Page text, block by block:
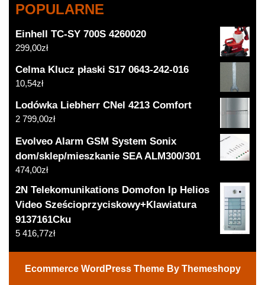
POPULARNE
Einhell TC-SY 700S 4260020
299,00zł
Celma Klucz płaski S17 0643-242-016
10,54zł
Lodówka Liebherr CNel 4213 Comfort
2 799,00zł
Evolveo Alarm GSM System Sonix
dom/sklep/mieszkanie SEA ALM300/301
474,00zł
2N Telekomunikations Domofon Ip Helios
Video Sześcioprzyciskowy+Klawiatura
9137161Cku
5 416,77zł
Ecommerce WordPress ThemeBy Themeshopy